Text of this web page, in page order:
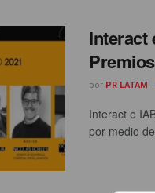
Interact
por PR LATAM
Interact e
por medio